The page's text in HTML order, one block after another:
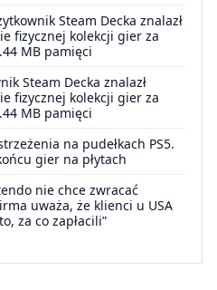
Steam Decka znalazł
fizycznej kolekcji gier za
MB pamięci
Steam Decka znalazł
fizycznej kolekcji gier za
MB pamięci
na pudełkach PS5.
gier na płytach
nie chce zwracać
uważa, że klienci u USA
za co zapłacili”